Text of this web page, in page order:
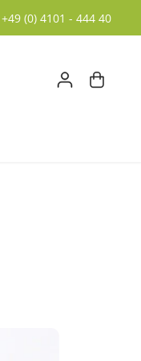
+49 (0) 4101 - 444 40